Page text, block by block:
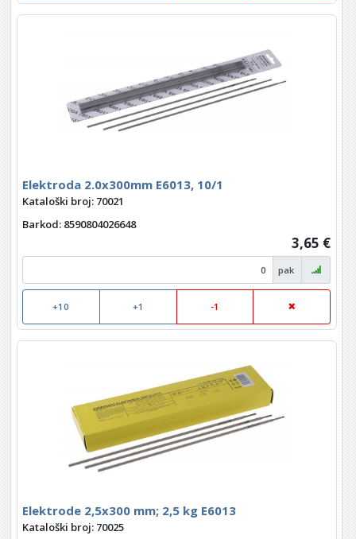
Elektroda 2.0x300mm E6013, 10/1
Kataloški broj: 70021
Barkod: 8590804026648
3,65 €
pak
+10 +1 -1
Elektrode 2,5x300 mm; 2,5 kg E6013
Kataloški broj: 70025